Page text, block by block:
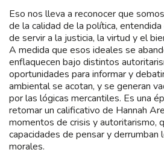
Eso nos lleva a reconocer que
de la calidad de la política,
de servir a la justicia, la virtud y el
A medida que esos ideales se
enflaquecen bajo distintos
oportunidades para informar y
ambiental se acotan, y se generan
por las lógicas mercantiles. Es una
retomar un calificativo de Hannah
momentos de crisis y autoritarismo,
capacidades de pensar y derrumban
morales.